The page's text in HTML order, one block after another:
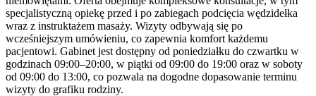
specjalistyczną opiekę przed i po zabiegach podcięcia wędzidełka
wraz z instruktażem masaży. Wizyty odbywają się po
wcześniejszym umówieniu, co zapewnia komfort każdemu
pacjentowi. Gabinet jest dostępny od poniedziałku do czwartku w
godzinach 09:00–20:00, w piątki od 09:00 do 19:00 oraz w soboty
od 09:00 do 13:00, co pozwala na dogodne dopasowanie terminu
wizyty do grafiku rodziny.